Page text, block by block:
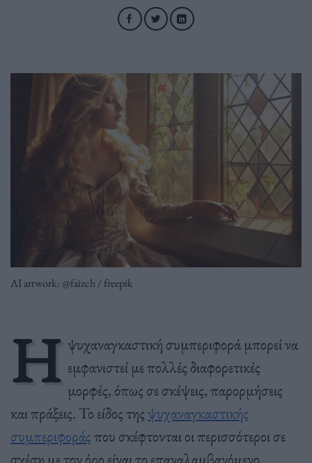
AI artwork: @faizch / freepik
Η ψυχαναγκαστική συμπεριφορά μπορεί να
εμφανιστεί με πολλές διαφορετικές
μορφές, όπως σε σκέψεις, παρορμήσεις
και πράξεις. Το είδος τηςψυχαναγκαστικής
συμπεριφοράςπου σκέφτονται οι περισσότεροι σε
σχέση με τον όρο είναι το επαναλαμβανόμενο